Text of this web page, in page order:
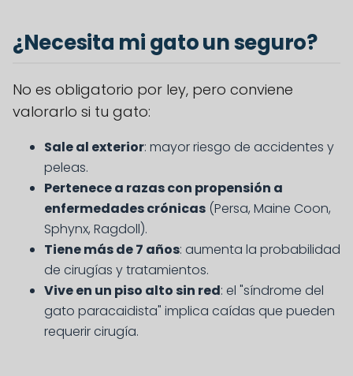
¿Necesita mi gato un seguro?
No es obligatorio por ley, pero conviene
valorarlo si tu gato:
Sale al exterior: mayor riesgo de accidentes y
peleas.
Pertenece a razas con propensión a
enfermedades crónicas (Persa, Maine Coon,
Sphynx, Ragdoll).
Tiene más de 7 años: aumenta la probabilidad
de cirugías y tratamientos.
Vive en un piso alto sin red: el "síndrome del
gato paracaidista" implica caídas que pueden
requerir cirugía.